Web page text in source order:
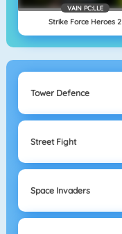
VAIN PC:LLE
Strike Force Heroes 2
Tower Defence
Street Fight
Space Invaders